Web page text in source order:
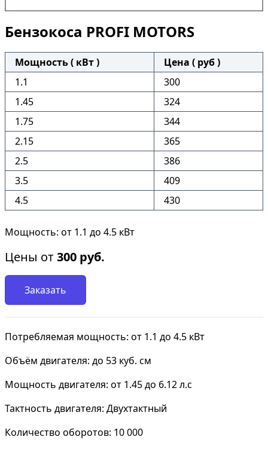
Бензокоса PROFI MOTORS
Мощность ( кВт )
Цена ( руб )
1.1
300
1.45
324
1.75
344
2.15
365
2.5
386
3.5
409
4.5
430
Мощность: от 1.1 до 4.5 кВт
Цены от300 руб.
Заказать
Потребляемая мощность: от 1.1 до 4.5 кВт
Объём двигателя: до 53 куб. см
Мощность двигателя: от 1.45 до 6.12 л.с
Тактность двигателя: Двухтактный
Количество оборотов: 10 000